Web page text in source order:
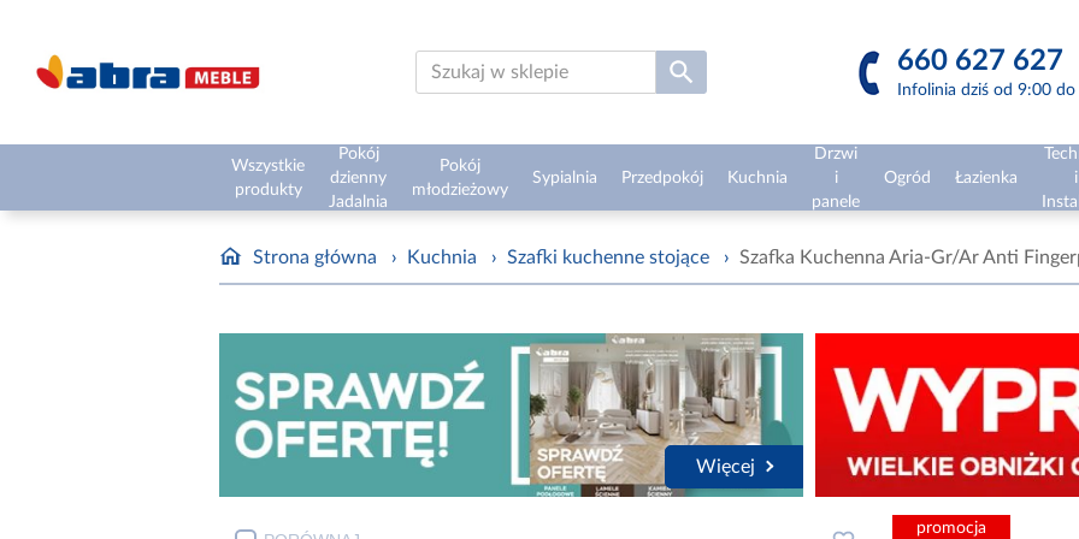
660 627 627
Infolinia dziś od 9:00
Wszystkie
produkty
Pokój
dzienny
Jadalnia
Pokój
młodzieżowy
Sypialnia Przedpokój Kuchnia
Drzwi
i
panele
Ogród Łazienka
i
Strona główna › Kuchnia › Szafki kuchenne stojące › Szafka Kuchenna Aria-Gr/Ar Anti
Więcej
promocja